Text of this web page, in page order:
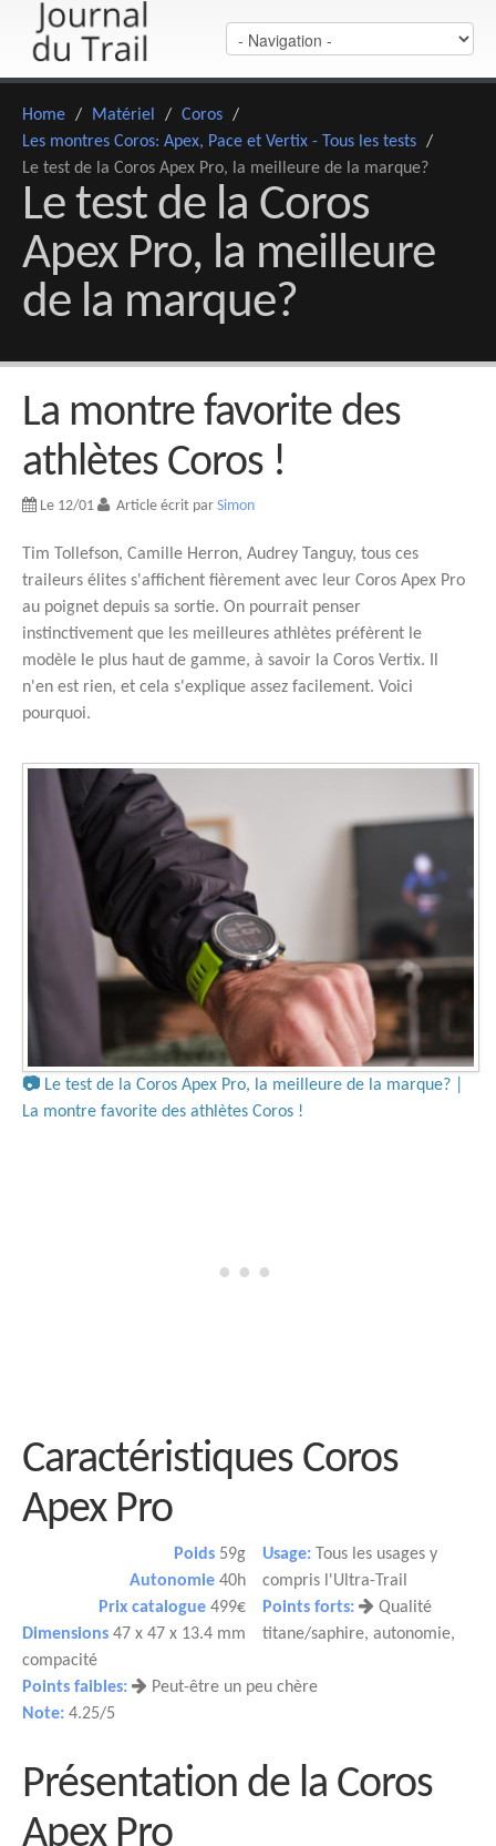
Home / Matériel / Coros /
Les montres Coros: Apex, Pace et Vertix - Tous les tests /
Le test de la Coros Apex Pro, la meilleure de la marque?
Le test de la Coros
Apex Pro, la meilleure
de la marque?
La montre favorite des
athlètes Coros !
Le 12/01 Article écrit par Simon
Tim Tollefson, Camille Herron, Audrey Tanguy, tous ces
traileurs élites s'affichent fièrement avec leur Coros Apex Pro
au poignet depuis sa sortie. On pourrait penser
instinctivement que les meilleures athlètes préfèrent le
modèle le plus haut de gamme, à savoir la Coros Vertix. Il
n'en est rien, et cela s'explique assez facilement. Voici
pourquoi.
📷 Le test de la Coros Apex Pro, la meilleure de la marque? |
La montre favorite des athlètes Coros !
Caractéristiques Coros
Apex Pro
Poids 59g
Autonomie 40h
Prix catalogue 499€
Dimensions 47 x 47 x 13.4 mm
Usage: Tous les usages y
compris l'Ultra-Trail
Points forts:
Qualité
titane/saphire, autonomie,
compacité
Points faibles:
Peut-être un peu chère
Note: 4.25/5
Présentation de la Coros
Apex Pro